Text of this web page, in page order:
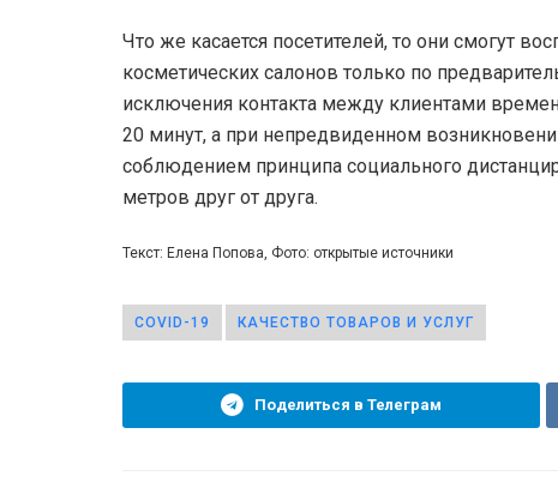
Что же касается посетителей, то они смогут
косметических салонов только по
исключения контакта между клиентами
20 минут, а при непредвиденном
соблюдением принципа социального
метров друг от друга.
Текст: Елена Попова, Фото: открытые источники
COVID-19 КАЧЕСТВО ТОВАРОВ И УСЛУГ
Поделиться в Телеграм